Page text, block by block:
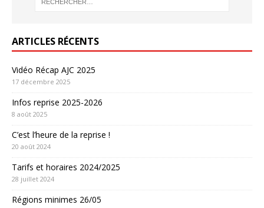
ARTICLES RÉCENTS
Vidéo Récap AJC 2025
17 décembre 2025
Infos reprise 2025-2026
8 août 2025
C’est l’heure de la reprise !
20 août 2024
Tarifs et horaires 2024/2025
28 juillet 2024
Régions minimes 26/05